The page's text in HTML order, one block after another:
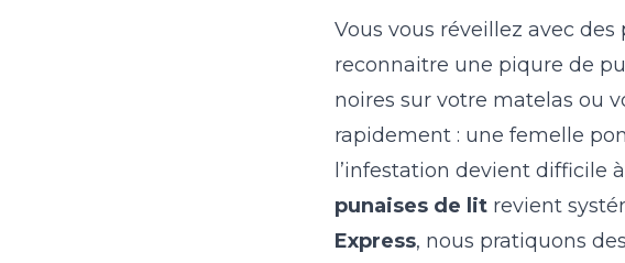
Vous vous réveillez avec
reconnaitre une piqure de
noires sur votre matelas ou
rapidement : une femelle
l’infestation devient difficile
punaises de lit revient
Express, nous pratiquons